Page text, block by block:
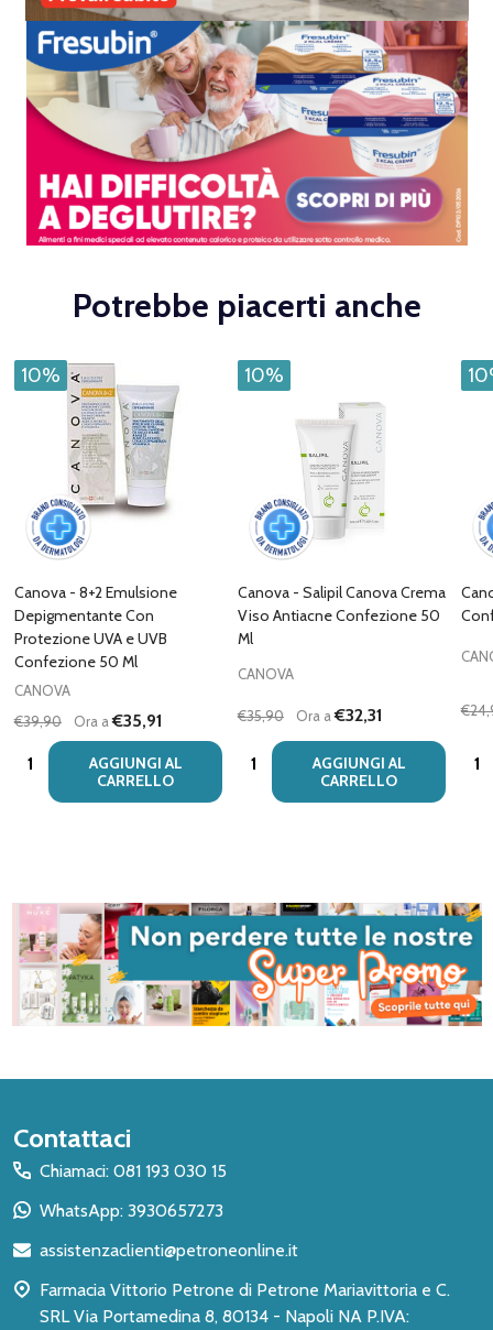
Potrebbe piacerti anche
10%
Canova - 8+2 Emulsione
Depigmentante Con
Protezione UVA e UVB
Confezione 50 Ml
CANOVA
€39,90
Ora a€35,91
Quantità:
AGGIUNGI AL
CARRELLO
10%
Canova - Salipil Canova Crema
Viso Antiacne Confezione 50
Ml
CANOVA
€35,90 Ora a€32,31
Quantità:
AGGIUNGI AL
CARRELLO
Inizio
del
piè
pagina
Contattaci
Chiamaci: 081 193 030 15
WhatsApp: 3930657273
assistenzaclienti@petroneonline.it
Farmacia Vittorio Petrone di Petrone Mariavittoria e C.
SRL Via Portamedina 8, 80134 - Napoli NA P.IVA: